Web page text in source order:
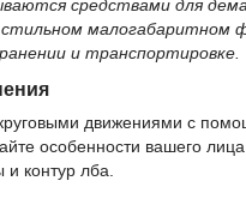
средствами для
малогабаритном
и транспортировке.
движениями с
особенности вашего
и контур лба.